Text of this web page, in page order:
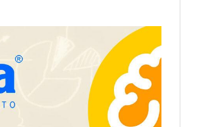
Esenzzia da la bienvenida a agosto
con descuentos del 15% en todo su
catálogo de perfumes de